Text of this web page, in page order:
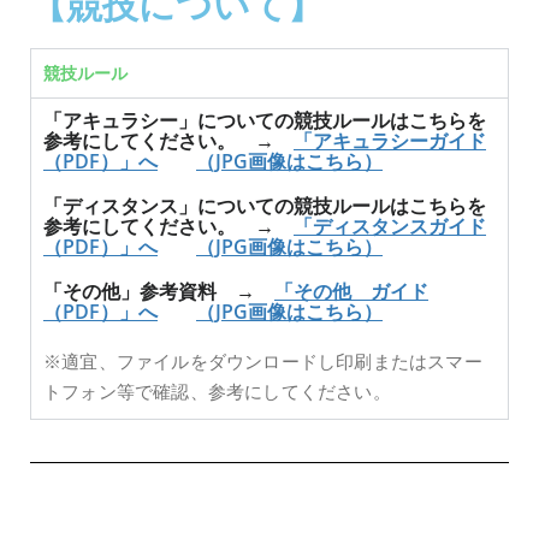
競技ルール
「アキュラシー」についての競技ルールはこちらを
参考にしてください。 → 「アキュラシーガイド
（PDF）」へ
（JPG画像はこちら）
「ディスタンス」についての競技ルールはこちらを
参考にしてください。 → 「ディスタンスガイド
（PDF）」へ
（JPG画像はこちら）
「その他」参考資料 →
「その他 ガイド
（PDF）」へ （JPG画像はこちら）
※適宜、ファイルをダウンロードし印刷またはスマー
トフォン等で確認、参考にしてください。